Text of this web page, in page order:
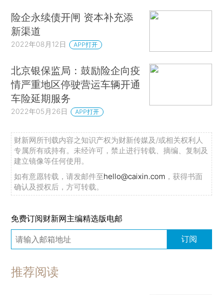
险企永续债开闸 资本补充添
新渠道
2022年08月12日 APP打开
北京银保监局：鼓励险企向疫
情严重地区停驶营运车辆开通
车险延期服务
2022年05月26日 APP打开
财新网所刊载内容之知识产权为财新传媒及/或相关权利人
专属所有或持有。未经许可，禁止进行转载、摘编、复制及
建立镜像等任何使用。
如有意愿转载，请发邮件至hello@caixin.com ，获得书面
确认及授权后，方可转载。
免费订阅财新网主编精选版电邮
订阅
推荐阅读